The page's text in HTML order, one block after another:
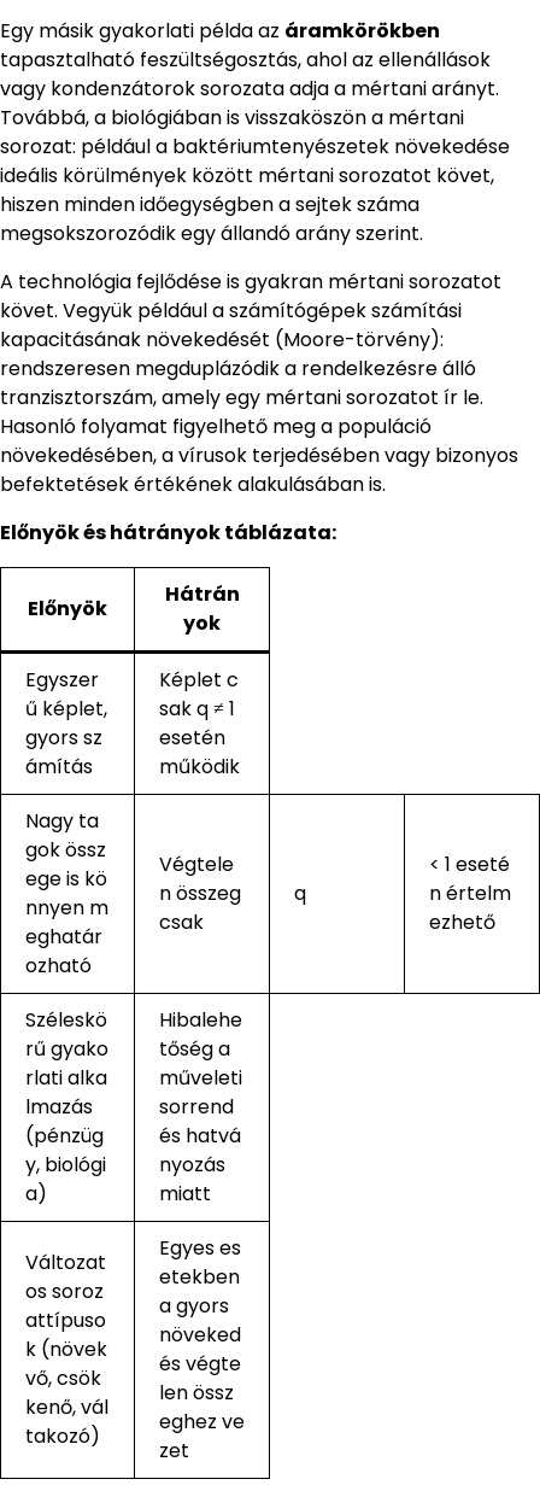
Egy másik gyakorlati példa az áramkörökben
tapasztalható feszültségosztás, ahol az ellenállások
vagy kondenzátorok sorozata adja a mértani arányt.
Továbbá, a biológiában is visszaköszön a mértani
sorozat: például a baktériumtenyészetek növekedése
ideális körülmények között mértani sorozatot követ,
hiszen minden időegységben a sejtek száma
megsokszorozódik egy állandó arány szerint.
A technológia fejlődése is gyakran mértani sorozatot
követ. Vegyük például a számítógépek számítási
kapacitásának növekedését (Moore-törvény):
rendszeresen megduplázódik a rendelkezésre álló
tranzisztorszám, amely egy mértani sorozatot ír le.
Hasonló folyamat figyelhető meg a populáció
növekedésében, a vírusok terjedésében vagy bizonyos
befektetések értékének alakulásában is.
Előnyök és hátrányok táblázata:
Előnyök
Hátrán
yok
Egyszer
ű képlet,
gyors sz
ámítás
Képlet c
sak q ≠ 1
esetén
működik
Nagy ta
gok össz
ege is kö
nnyen m
eghatár
ozható
Végtele
n összeg
csak
q
< 1 eseté
n értelm
ezhető
Széleskö
rű gyako
rlati alka
lmazás
(pénzüg
y, biológi
a)
Hibalehe
tőség a
műveleti
sorrend
és hatvá
nyozás
miatt
Változat
os soroz
attípuso
k (növek
vő, csök
kenő, vál
takozó)
Egyes es
etekben
a gyors
növeked
és végte
len össz
eghez ve
zet